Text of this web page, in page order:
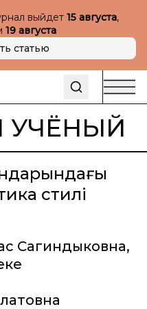
выйдет 15 августа,
19 августа
статью
УЧЁНЫЙ
стилі
Сагиндыковна,